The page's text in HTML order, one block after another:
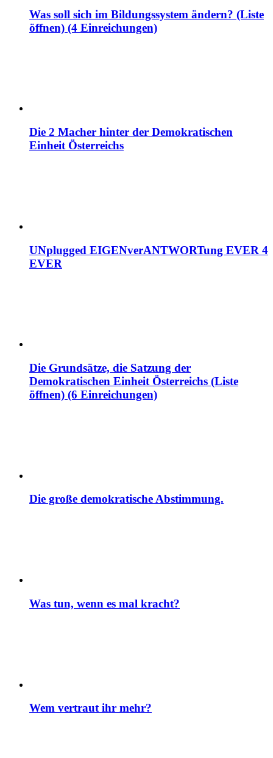
Was soll sich im Bildungssystem ändern? (Liste
öffnen) (4 Einreichungen)
Die 2 Macher hinter der Demokratischen
Einheit Österreichs
UNplugged EIGENverANTWORTung EVER 4
EVER
Die Grundsätze, die Satzung der
Demokratischen Einheit Österreichs (Liste
öffnen) (6 Einreichungen)
Die große demokratische Abstimmung.
Was tun, wenn es mal kracht?
Wem vertraut ihr mehr?